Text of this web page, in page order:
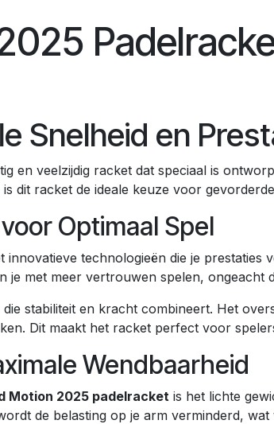
Snelheid en
en veelzijdig racket dat speciaal is
dit racket de ideale keuze voor
Optimaal Spel
innovatieve technologieën die je
met meer vertrouwen spelen, ongeacht
stabiliteit en kracht combineert. Het
Dit maakt het racket perfect voor
Wendbaarheid
Motion 2025 padelracket is het lichte
de belasting op je arm verminderd,